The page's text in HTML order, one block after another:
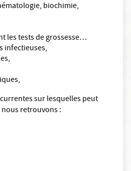
biochimie,
les tests de grossesse…
infectieuses,
sur lesquelles peut
retrouvons :